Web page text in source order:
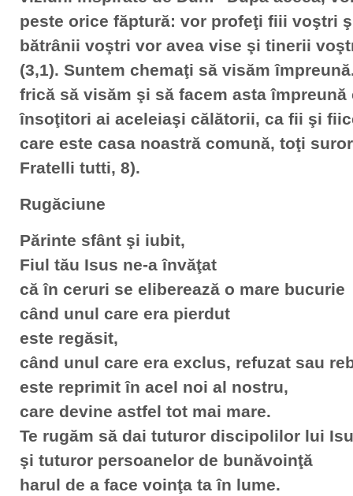
peste orice făptură: vor profeţi fiii voştri
bătrânii voştri vor avea vise şi tinerii
(3,1). Suntem chemaţi să visăm
frică să visăm şi să facem asta
însoţitori ai aceleiaşi călătorii, ca fii şi
care este casa noastră comună, toţi
Fratelli tutti, 8).
Rugăciune
Părinte sfânt şi iubit,
Fiul tău Isus ne-a învăţat
că în ceruri se eliberează o mare bucurie
când unul care era pierdut
este regăsit,
când unul care era exclus, refuzat sau
este reprimit în acel noi al nostru,
care devine astfel tot mai mare.
Te rugăm să dai tuturor discipolilor lui
şi tuturor persoanelor de bunăvoinţă
harul de a face voinţa ta în lume.